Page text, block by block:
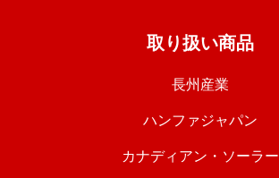
取り扱い商品
長州産業
ハンファジャパン
カナディアン・ソーラー